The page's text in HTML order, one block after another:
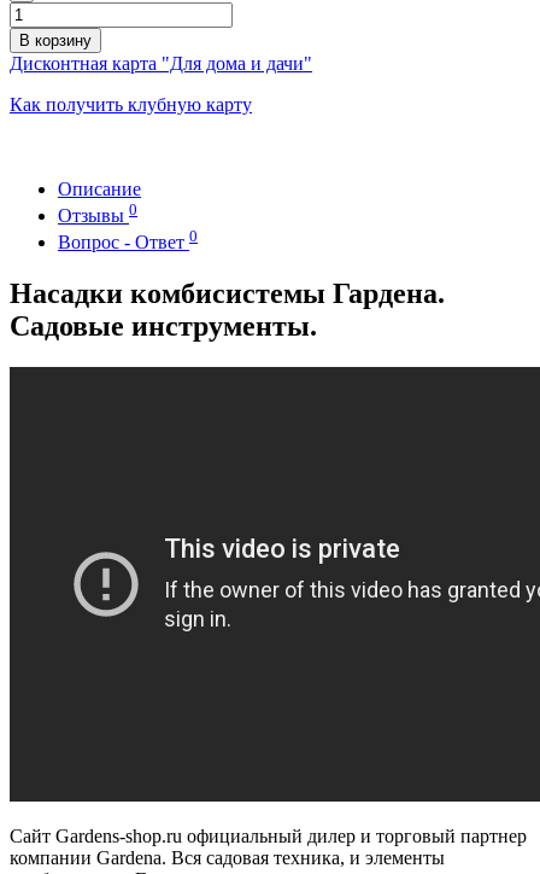
В корзину
Дисконтная карта "Для дома и дачи"
Как получить клубную карту
Описание
Отзывы 0
Вопрос - Ответ 0
Насадки комбисистемы Гардена.
Садовые инструменты.
Сайт Gardens-shop.ru официальный дилер и торговый партнер
компании Gardena. Вся садовая техника, и элементы